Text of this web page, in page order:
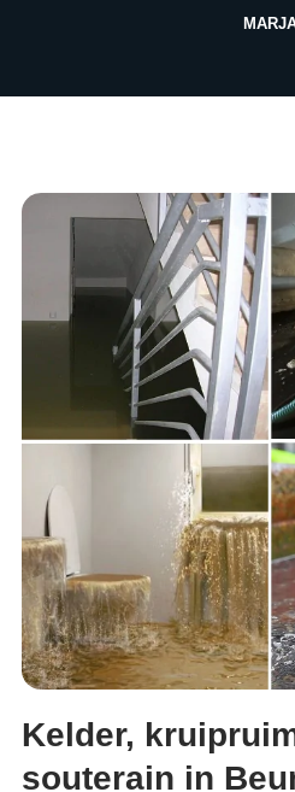
Kelder,
souterain in